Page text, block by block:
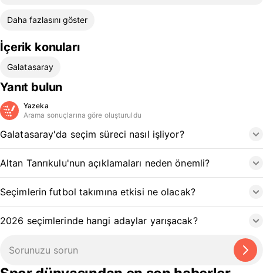
Daha fazlasını göster
İçerik konuları
Galatasaray
Yanıt bulun
Yazeka
Arama sonuçlarına göre oluşturuldu
Galatasaray'da seçim süreci nasıl işliyor?
Altan Tanrıkulu'nun açıklamaları neden önemli?
Seçimlerin futbol takımına etkisi ne olacak?
2026 seçimlerinde hangi adaylar yarışacak?